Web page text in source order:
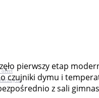
ofert
pierwszy etap
czujniki dymu i
z sali